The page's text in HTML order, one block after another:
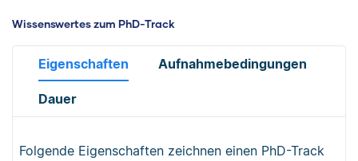
Wissenswertes zum PhD-Track
Eigenschaften Aufnahmebedingungen
Dauer
Folgende Eigenschaften zeichnen einen PhD-Track